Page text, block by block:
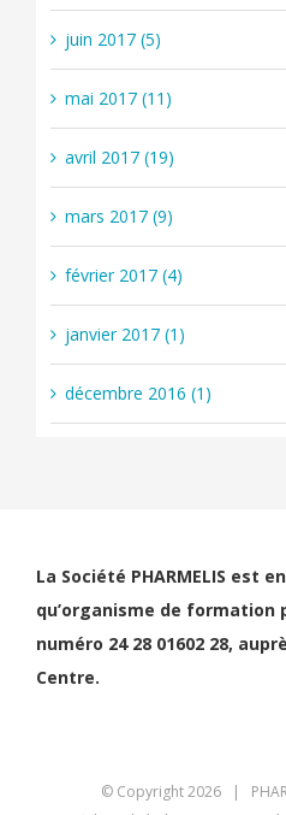
juin 2017 (5)
mai 2017 (11)
avril 2017 (19)
mars 2017 (9)
février 2017 (4)
janvier 2017 (1)
décembre 2016 (1)
La Société PHARMELIS est
qu’organisme de formation
numéro 24 28 01602 28,
Centre.
© Copyright2026 |